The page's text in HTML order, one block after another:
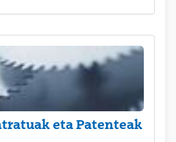
eta Patenteak